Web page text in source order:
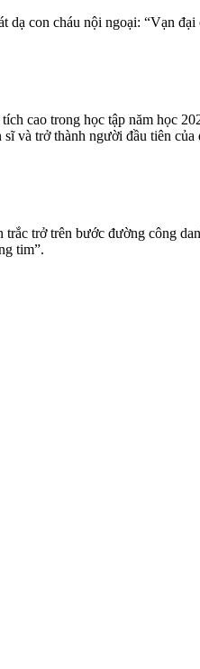
dạ con cháu nội ngoại: “Vạn
cao trong học tập năm học
trở thành người đầu tiên của
trở trên bước đường công
tim”.